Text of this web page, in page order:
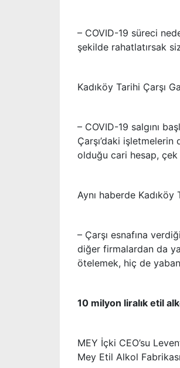
– COVID-19 süreci
şekilde rahatlatırsak
Kadıköy Tarihi Çarşı
– COVID-19 salgını
Çarşı’daki
olduğu cari hesap,
Aynı haberde Kadıköy
– Çarşı esnafına
diğer firmalardan da
ötelemek, hiç de
10 milyon liralık etil
MEY İçki CEO’su
Mey Etil Alkol